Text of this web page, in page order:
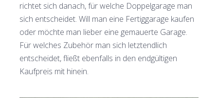
richtet sich danach, für welche Doppelgarage man
sich entscheidet. Will man eine Fertiggarage kaufen
oder möchte man lieber eine gemauerte Garage.
Für welches Zubehör man sich letztendlich
entscheidet, fließt ebenfalls in den endgültigen
Kaufpreis mit hinein.